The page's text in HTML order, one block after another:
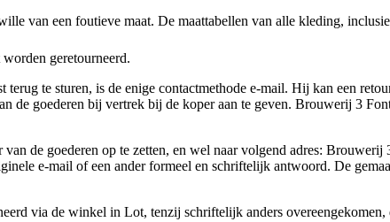
van een foutieve maat. De maattabellen van alle kleding,
geretourneerd.
terug te sturen, is de enige contactmethode e-mail. Hij kan een
de goederen bij vertrek bij de koper aan te geven. Brouwerij 3
de goederen op te zetten, en wel naar volgend adres:
e-mail of een ander formeel en schriftelijk antwoord. De
via de winkel in Lot, tenzij schriftelijk anders overeengekomen,